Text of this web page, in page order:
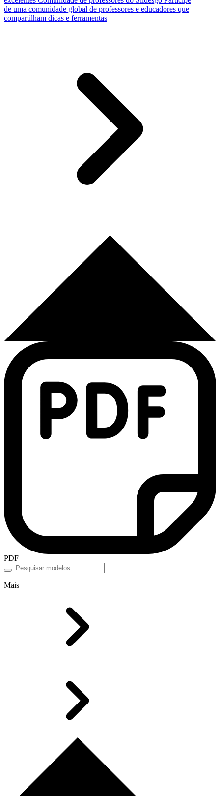
de uma comunidade global de professores e educadores que
compartilham dicas e ferramentas
PDF
Mais